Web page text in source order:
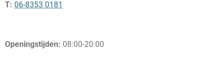
T: 06-8353 0181
Openingstijden: 08:00-20:00